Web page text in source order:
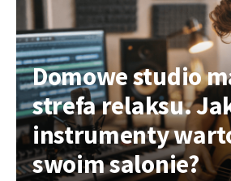
Domowe studio
strefa relaksu.
instrumenty
swoim salonie?